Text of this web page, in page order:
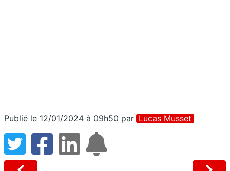
Publié le 12/01/2024 à 09h50 par Lucas Musset